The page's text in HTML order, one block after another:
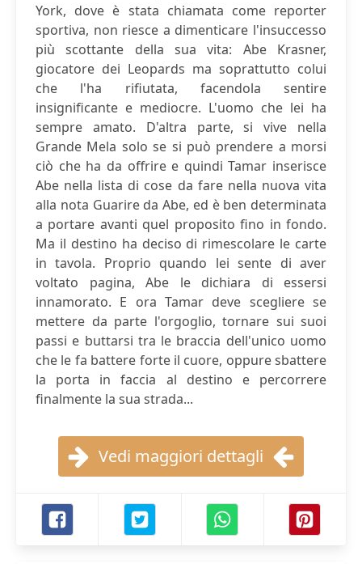
York, dove è stata chiamata come reporter
sportiva, non riesce a dimenticare l'insuccesso
più scottante della sua vita: Abe Krasner,
giocatore dei Leopards ma soprattutto colui
che l'ha rifiutata, facendola sentire
insignificante e mediocre. L'uomo che lei ha
sempre amato. D'altra parte, si vive nella
Grande Mela solo se si può prendere a morsi
ciò che ha da offrire e quindi Tamar inserisce
Abe nella lista di cose da fare nella nuova vita
alla nota Guarire da Abe, ed è ben determinata
a portare avanti quel proposito fino in fondo.
Ma il destino ha deciso di rimescolare le carte
in tavola. Proprio quando lei sente di aver
voltato pagina, Abe le dichiara di essersi
innamorato. E ora Tamar deve scegliere se
mettere da parte l'orgoglio, tornare sui suoi
passi e buttarsi tra le braccia dell'unico uomo
che le fa battere forte il cuore, oppure sbattere
la porta in faccia al destino e percorrere
finalmente la sua strada...
Vedi maggiori dettagli